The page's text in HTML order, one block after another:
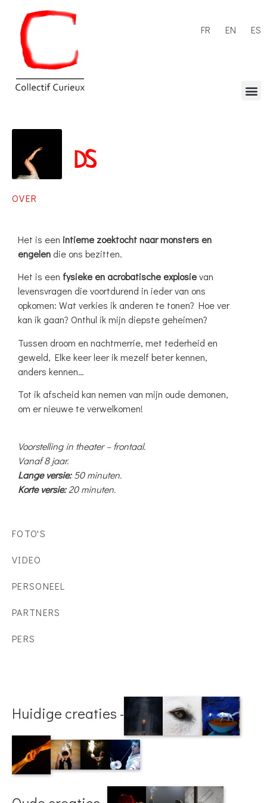
FR EN ES
DS
OVER
Het is een intieme zoektocht naar monsters en
engelen die ons bezitten.
Het is een fysieke en acrobatische explosievan
levensvragen die voortdurend in ieder van ons
opkomen: Wat verkies ik anderen te tonen? Hoe ver
kan ik gaan? Onthul ik mijn diepste geheimen?
Tussen droom en nachtmerrie, met tederheid en
geweld, Elke keer leer ik mezelf beter kennen,
anders kennen…
Tot ik afscheid kan nemen van mijn oude demonen,
om er nieuwe te verwelkomen!
Voorstelling in theater – frontaal.
Vanaf 8 jaar.
Lange versie:50 minuten.
Korte versie:20 minuten.
FOTO'S
VIDEO
PERSONEEL
PARTNERS
PERS
Huidige creaties -